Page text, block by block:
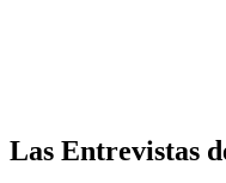
Las Entrevistas